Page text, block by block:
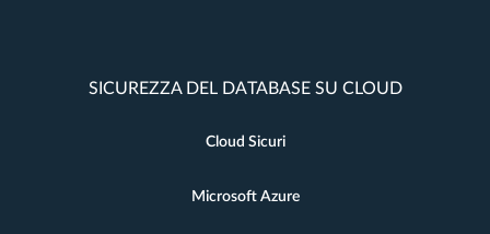
SICUREZZA DEL DATABASE SU CLOUD
Cloud Sicuri
Microsoft Azure